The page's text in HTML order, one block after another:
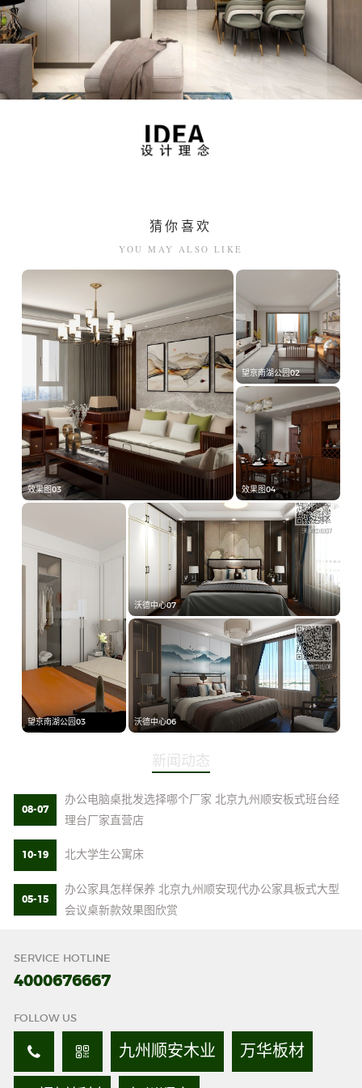
猜你喜欢
YOU MAY ALSO LIKE
效果图03
望京南湖公园02
效果图04
望京南湖公园03
沃德中心07
沃德中心06
新闻动态
08-07
办公电脑桌批发选择哪个厂家 北京九州顺安板式班台经
理台厂家直营店
10-19 北大学生公寓床
05-15
办公家具怎样保养 北京九州顺安现代办公家具板式大型
会议桌新款效果图欣赏
SERVICE HOTLINE
4000676667
FOLLOW US
九州顺安木业 万华板材